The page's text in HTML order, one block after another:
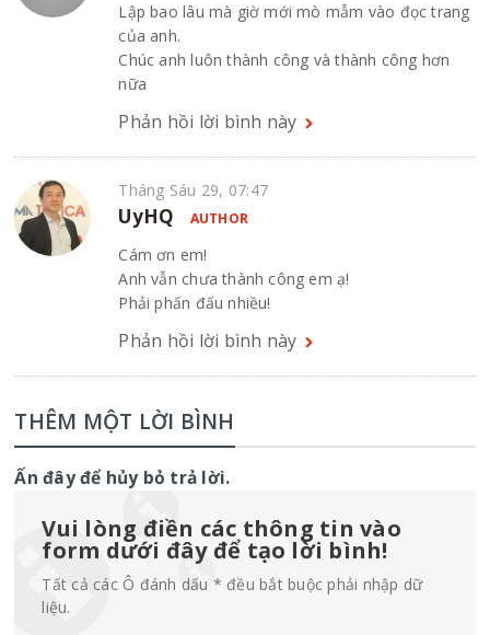
Lập bao lâu mà giờ mới mò mẫm vào đọc trang
của anh.
Chúc anh luôn thành công và thành công hơn
nữa
Phản hồi lời bình này
Tháng Sáu 29, 07:47
UyHQ AUTHOR
Cám ơn em!
Anh vẫn chưa thành công em ạ!
Phải phấn đấu nhiều!
Phản hồi lời bình này
THÊM MỘT LỜI BÌNH
Ấn đây để hủy bỏ trả lời.
Vui lòng điền các thông tin vào
form dưới đây để tạo lời bình!
Tất cả các Ô đánh dấu * đều bắt buộc phải nhập dữ
liệu.